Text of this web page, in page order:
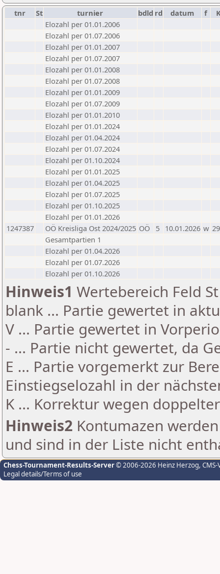
tnr St turnier bdld rd datum f
Elozahl per 01.01.2006
Elozahl per 01.07.2006
Elozahl per 01.01.2007
Elozahl per 01.07.2007
Elozahl per 01.01.2008
Elozahl per 01.07.2008
Elozahl per 01.01.2009
Elozahl per 01.07.2009
Elozahl per 01.01.2010
Elozahl per 01.01.2024
Elozahl per 01.04.2024
Elozahl per 01.07.2024
Elozahl per 01.10.2024
Elozahl per 01.01.2025
Elozahl per 01.04.2025
Elozahl per 01.07.2025
Elozahl per 01.10.2025
Elozahl per 01.01.2026
1247387
OÖ Kreisliga Ost 2024/2025 OÖ 5 10.01.2026 w
Gesamtpartien 1
Elozahl per 01.04.2026
Elozahl per 01.07.2026
Elozahl per 01.10.2026
Hinweis1 Wertebereich Feld
blank ... Partie gewertet in
V ... Partie gewertet in
- ... Partie nicht gewertet, da
E ... Partie vorgemerkt zur
Einstiegselozahl in der
K ... Korrektur wegen
Hinweis2 Kontumazen
und sind in der Liste nicht
Chess-Tournament-Results-Server© 2006-2026 Heinz Herzog,
Legal details/Terms of use